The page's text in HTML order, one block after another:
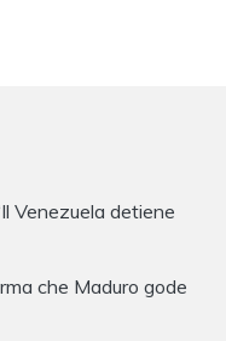
Venezuela detiene
che Maduro gode